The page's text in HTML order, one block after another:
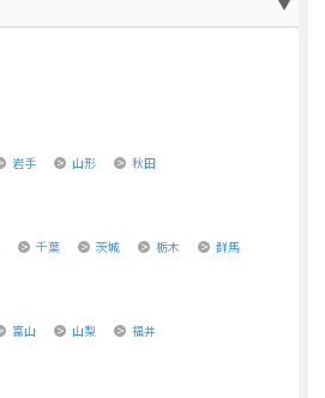
岩手 山形 秋田
千葉 茨城 栃木 群馬
富山 山梨 福井